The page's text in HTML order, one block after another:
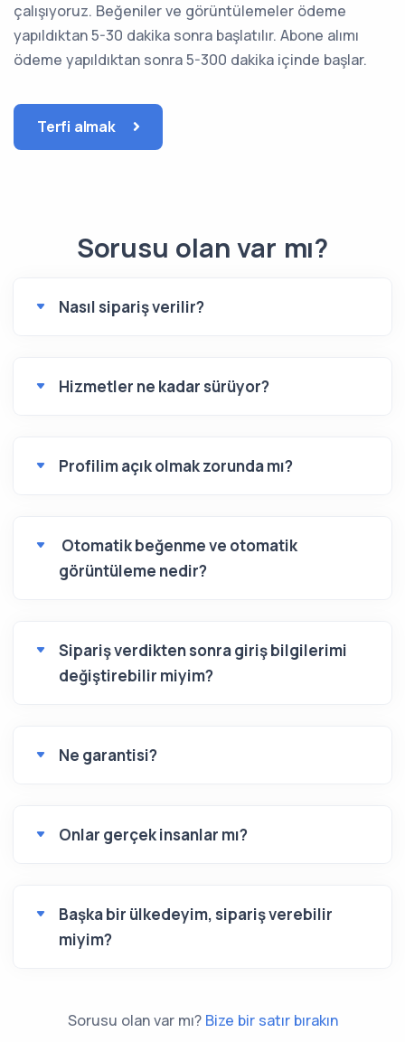
çalışıyoruz. Beğeniler ve görüntülemeler ödeme
yapıldıktan 5-30 dakika sonra başlatılır. Abone alımı
ödeme yapıldıktan sonra 5-300 dakika içinde başlar.
Terfi almak
Sorusu olan var mı?
Nasıl sipariş verilir?
Hizmetler ne kadar sürüyor?
Profilim açık olmak zorunda mı?
Otomatik beğenme ve otomatik
görüntüleme nedir?
Sipariş verdikten sonra giriş bilgilerimi
değiştirebilir miyim?
Ne garantisi?
Onlar gerçek insanlar mı?
Başka bir ülkedeyim, sipariş verebilir
miyim?
Sorusu olan var mı? Bize bir satır bırakın